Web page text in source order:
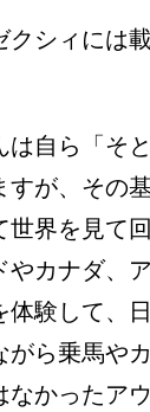
クシィには
は自ら「そ
すが、その
世界を見て
やカナダ、
体験して、
がら乗馬や
なかったア